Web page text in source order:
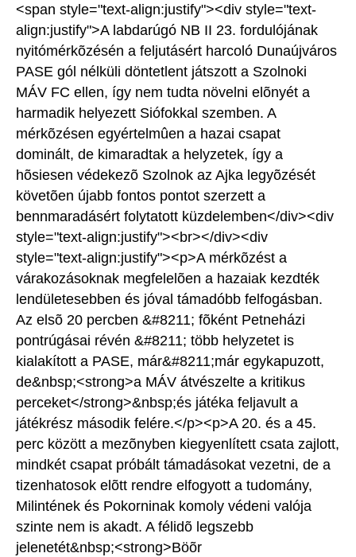
<span style="text-align:justify"><div style="text-
align:justify">A labdarúgó NB II 23. fordulójának
nyitómérkõzésén a feljutásért harcoló Dunaújváros
PASE gól nélküli döntetlent játszott a Szolnoki
MÁV FC ellen, így nem tudta növelni elõnyét a
harmadik helyezett Siófokkal szemben. A
mérkõzésen egyértelmûen a hazai csapat
dominált, de kimaradtak a helyzetek, így a
hõsiesen védekezõ Szolnok az Ajka legyõzését
követõen újabb fontos pontot szerzett a
bennmaradásért folytatott küzdelemben</div><div
style="text-align:justify"><br></div><div
style="text-align:justify"><p>A mérkõzést a
várakozásoknak megfelelõen a hazaiak kezdték
lendületesebben és jóval támadóbb felfogásban.
Az elsõ 20 percben &#8211; fõként Petneházi
pontrúgásai révén &#8211; több helyzetet is
kialakított a PASE, már&#8211;már egykapuzott,
de&nbsp;<strong>a MÁV átvészelte a kritikus
perceket</strong>&nbsp;és játéka feljavult a
játékrész második felére.</p><p>A 20. és a 45.
perc között a mezõnyben kiegyenlített csata zajlott,
mindkét csapat próbált támadásokat vezetni, de a
tizenhatosok elõtt rendre elfogyott a tudomány,
Milintének és Pokorninak komoly védeni valója
szinte nem is akadt. A félidõ legszebb
jelenetét&nbsp;<strong>Böõr